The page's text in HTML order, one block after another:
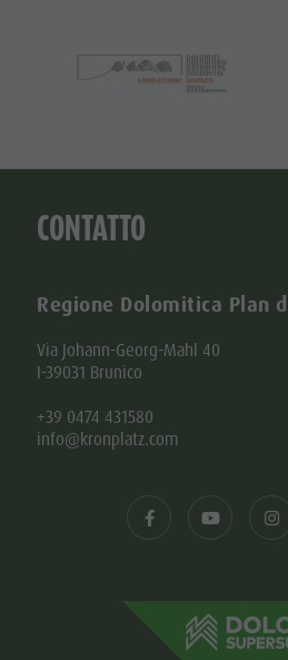
CONTATTO
Regione Dolomitica Plan
Via Johann-Georg-Mahl 40
I-39031 Brunico
+39 0474 431580
info@kronplatz.com